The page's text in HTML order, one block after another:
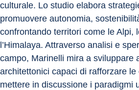
culturale. Lo studio elabora
promuovere autonomia,
confrontando territori come le Alpi,
l’Himalaya. Attraverso analisi e
campo, Marinelli mira a sviluppare
architettonici capaci di rafforzare
mettere in discussione i paradigmi